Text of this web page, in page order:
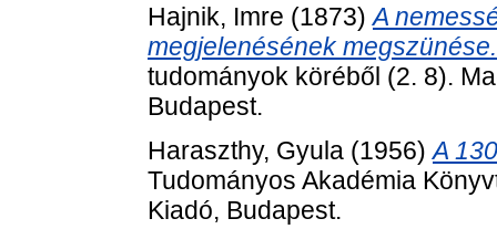
Hajnik, Imre (1873)A
megjelenésének megszünése.
tudományok köréből (2. 8).
Budapest.
Haraszthy, Gyula (1956)A
Tudományos Akadémia
Kiadó, Budapest.